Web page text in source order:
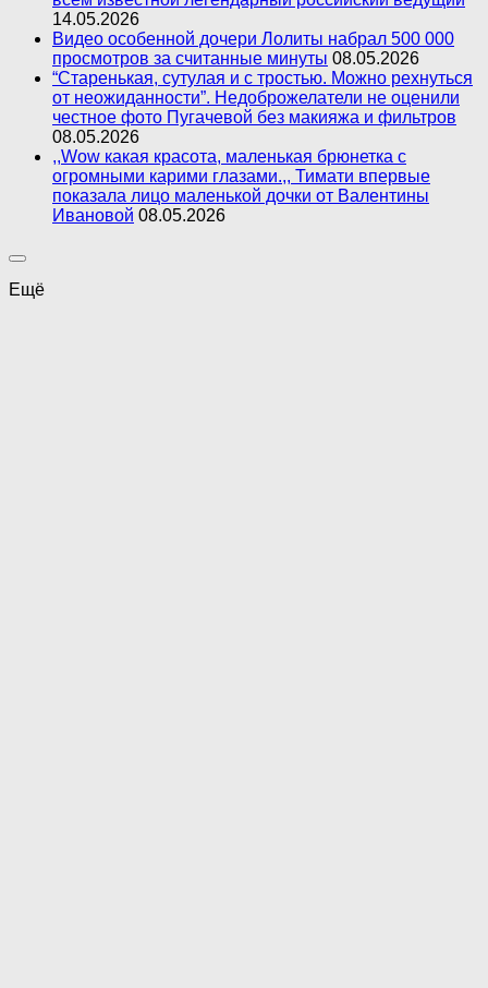
14.05.2026
Видео особенной дочери Лолиты набрал 500 000
просмотров за считанные минуты 08.05.2026
“Старенькая, сутулая и с тростью. Можно рехнуться
от неожиданности”. Недоброжелатели не оценили
честное фото Пугачевой без макияжа и фильтров
08.05.2026
,,Wow какая красота, маленькая брюнетка с
огромными карими глазами.,, Тимати впервые
показала лицо маленькой дочки от Валентины
Ивановой 08.05.2026
Ещё